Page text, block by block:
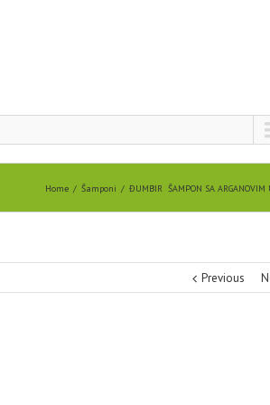
Home Šamponi ĐUMBIR ŠAMPON SA ARGANOVIM
Previous